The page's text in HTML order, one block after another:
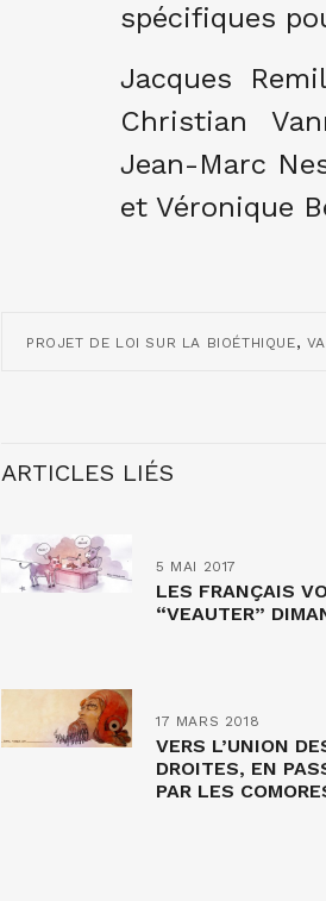
spécifiques
Jacques
Christian
Jean-Marc
et Véronique
PROJET DE LOI SUR LA BIOÉTHIQUE,
ARTICLES LIÉS
5 MAI 2017
LES FRANÇAIS
“VEAUTER”
17 MARS 2018
VERS L’UNION
DROITES, EN
PAR LES